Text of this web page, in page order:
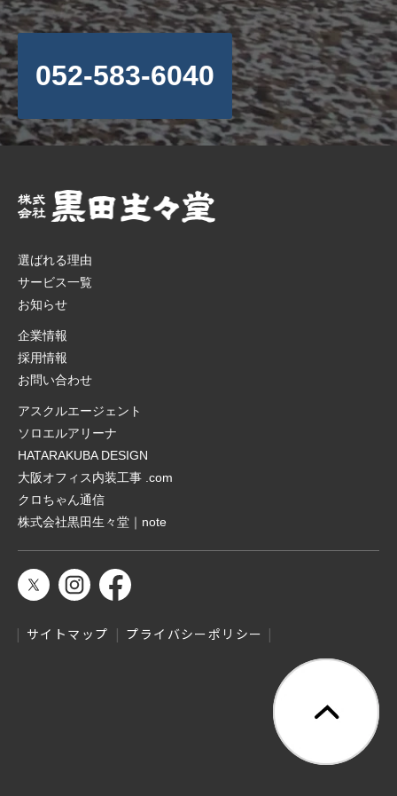
052-583-6040
選ばれる理由
サービス一覧
お知らせ
企業情報
採用情報
お問い合わせ
アスクルエージェント
ソロエルアリーナ
HATARAKUBA DESIGN
大阪オフィス内装工事 .com
クロちゃん通信
株式会社黒田生々堂｜note
サイトマップ プライバシーポリシー